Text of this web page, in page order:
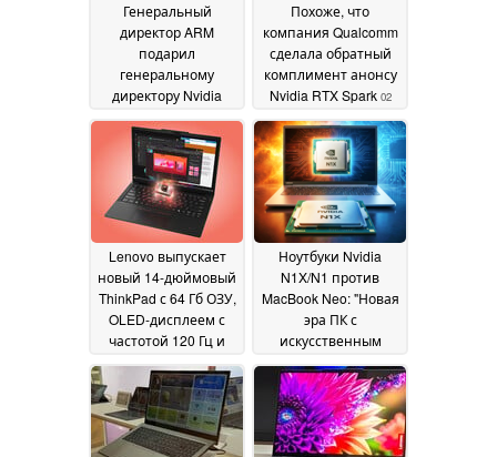
Генеральный
директор ARM
подарил
генеральному
директору Nvidia
устройство Windows-
ARM03 June 2026
Похоже, что
компания Qualcomm
сделала обратный
комплимент анонсу
Nvidia RTX Spark 02
June 2026
Lenovo выпускает
новый 14-дюймовый
ThinkPad с 64 Гб ОЗУ,
OLED-дисплеем с
частотой 120 Гц и
01 June 2026
Ноутбуки Nvidia
N1X/N1 против
MacBook Neo: "Новая
эра ПК с
искусственным
потерпеть фиаско
из-за высоких цен и
Windows, говорит
инсайдер31 May 2026